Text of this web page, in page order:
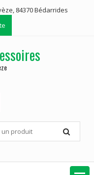
84370 Bédarrides